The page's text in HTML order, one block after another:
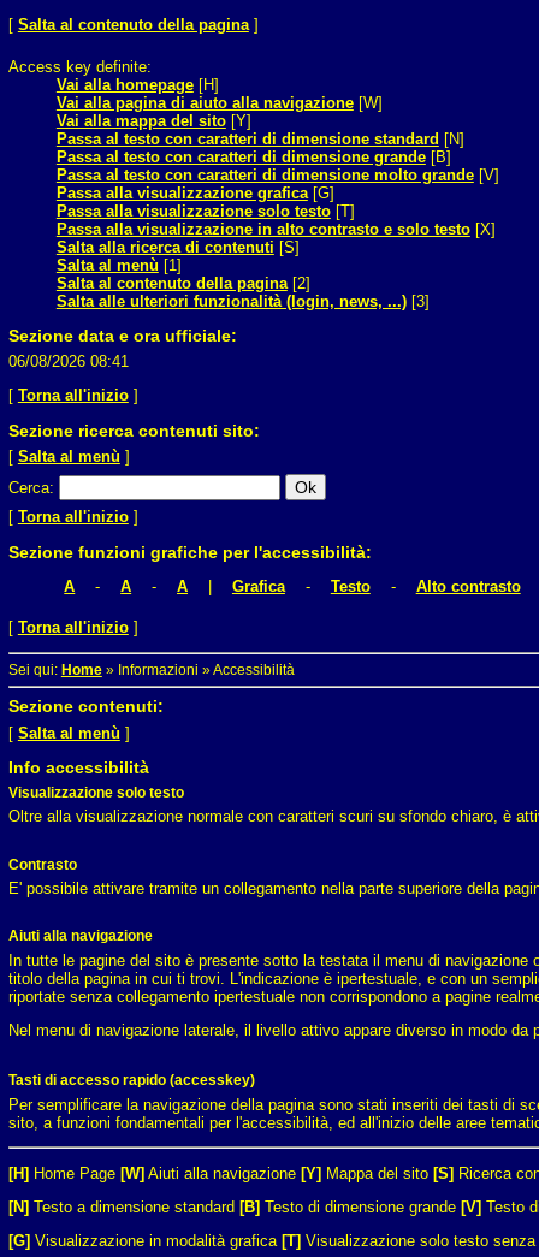
[ Salta al contenuto della pagina]
Access key definite:
Vai alla homepage[H]
Vai alla pagina di aiuto alla navigazione[W]
Vai alla mappa del sito[Y]
Passa al testo con caratteri di dimensione standard [N]
Passa al testo con caratteri di dimensione grande[B]
Passa al testo con caratteri di dimensione molto grande[V]
Passa alla visualizzazione grafica[G]
Passa alla visualizzazione solo testo[T]
Passa alla visualizzazione in alto contrasto e solo testo[X]
Salta alla ricerca di contenuti [S]
Salta al menù [1]
Salta al contenuto della pagina[2]
Salta alle ulteriori funzionalità (login, news, ...)[3]
Sezione data e ora ufficiale:
06/08/2026 08:41
[ Torna all'inizio]
Sezione ricerca contenuti sito:
[ Salta al menù ]
Cerca:
[ Torna all'inizio]
Sezione funzioni grafiche per l'accessibilità:
A - A - A | Grafica - Testo - Alto contrasto
[ Torna all'inizio]
Sei qui: Home» Informazioni »Accessibilità
Sezione contenuti:
[ Salta al menù ]
Info accessibilità
Visualizzazione solo testo
Oltre alla visualizzazione normale con caratteri scuri su sfondo chiaro, è
Contrasto
E' possibile attivare tramite un collegamento nella parte superiore della
Aiuti alla navigazione
In tutte le pagine del sito è presente sotto la testata il menu di
titolo della pagina in cui ti trovi. L'indicazione è ipertestuale, e con un
riportate senza collegamento ipertestuale non corrispondono a pagine
Nel menu di navigazione laterale, il livello attivo appare diverso in modo da
Tasti di accesso rapido (accesskey)
Per semplificare la navigazione della pagina sono stati inseriti dei tasti di
sito, a funzioni fondamentali per l'accessibilità, ed all'inizio delle aree
[H] Home Page [W] Aiuti alla navigazione [Y] Mappa del sito [S] Ricerca
[N] Testo a dimensione standard [B] Testo di dimensione grande [V] Testo
[G] Visualizzazione in modalità grafica [T] Visualizzazione solo testo